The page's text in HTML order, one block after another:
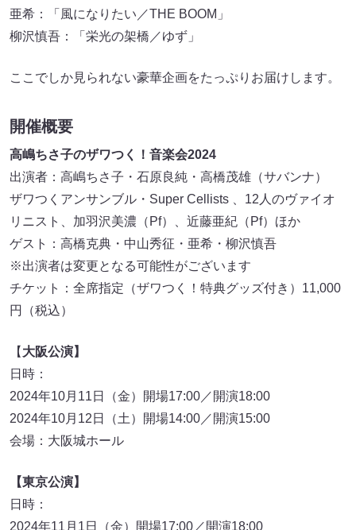
亜希：「風になりたい／THE BOOM」
柳沢慎吾：「栄光の架橋／ゆず」
ここでしか見られない豪華企画をたっぷりお届けします。
開催概要
高嶋ちさ子のザワつく！音楽会2024
出演者：高嶋ちさ子・石原良純・高橋茂雄（サバンナ）
ザワつくアンサンブル・Super Cellists 、12人のヴァイオ
リニスト、加羽沢美濃（Pf）、近藤亜紀（Pf）ほか
ゲスト：高橋克典・中山秀征・亜希・柳沢慎吾
※出演者は変更となる可能性がございます
チケット：全席指定（ザワつく！特典グッズ付き）11,000
円（税込）
【 大阪公演】
日時：
2024年10月11日（金）開場17:00／開演18:00
2024年10月12日（土）開場14:00／開演15:00
会場：大阪城ホール
【東京公演】
日時：
2024年11月1日（金）開場17:00／開演18:00